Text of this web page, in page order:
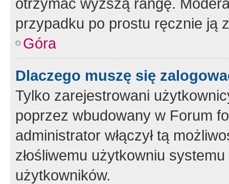
przypadku po prostu ręcznie ją
Góra
Dlaczego muszę się
Tylko zarejestrowani
poprzez wbudowany w Forum
administrator włączył tą
złośliwemu użytkowniu
użytkowników.